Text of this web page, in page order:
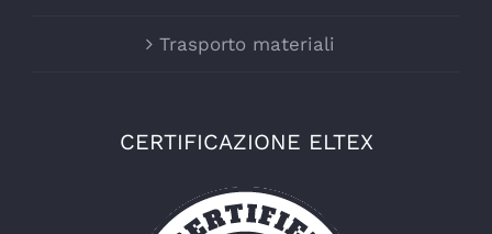
Trasporto materiali
CERTIFICAZIONE ELTEX